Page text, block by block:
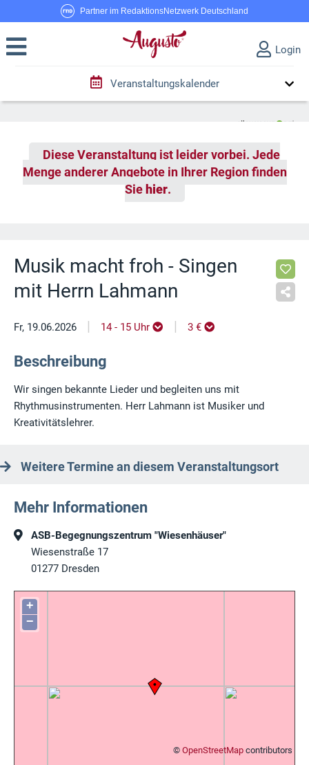
Partner im RedaktionsNetzwerk Deutschland
Login
Veranstaltungskalender
Diese Veranstaltung ist leider vorbei. Jede
Menge anderer Angebote in Ihrer Region finden
Sie hier.
Musik macht froh - Singen
mit Herrn Lahmann
Fr, 19.06.2026 | 14 - 15 Uhr | 3 €
Beschreibung
Wir singen bekannte Lieder und begleiten uns mit
Rhythmusinstrumenten. Herr Lahmann ist Musiker und
Kreativitätslehrer.
Weitere Termine an diesem Veranstaltungsort
Mehr Informationen
ASB-Begegnungszentrum "Wiesenhäuser"
Wiesenstraße 17
01277 Dresden
+
−
© OpenStreetMap contributors